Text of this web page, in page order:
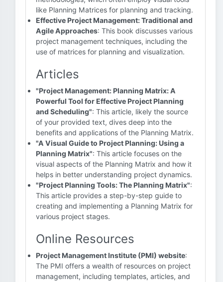
like Planning Matrices for planning and tracking.
Effective Project Management: Traditional and
Agile Approaches: This book discusses various
project management techniques, including the
use of matrices for planning and visualization.
Articles
"Project Management: Planning Matrix: A
Powerful Tool for Effective Project Planning
and Scheduling": This article, likely the source
of your provided text, dives deep into the
benefits and applications of the Planning Matrix.
"A Visual Guide to Project Planning: Using a
Planning Matrix": This article focuses on the
visual aspects of the Planning Matrix and how it
helps in better understanding project dynamics.
"Project Planning Tools: The Planning Matrix":
This article provides a step-by-step guide to
creating and implementing a Planning Matrix for
various project stages.
Online Resources
Project Management Institute (PMI) website:
The PMI offers a wealth of resources on project
management, including templates, articles, and